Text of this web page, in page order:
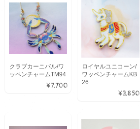
クラブカーニバル/ワ
ッペンチャームTM94
¥7,700
ロイヤルユニコーン/
ワッペンチャームKB
26
¥3,850